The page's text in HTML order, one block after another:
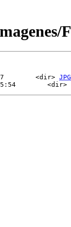
<dir> JPG
15:54        <dir>